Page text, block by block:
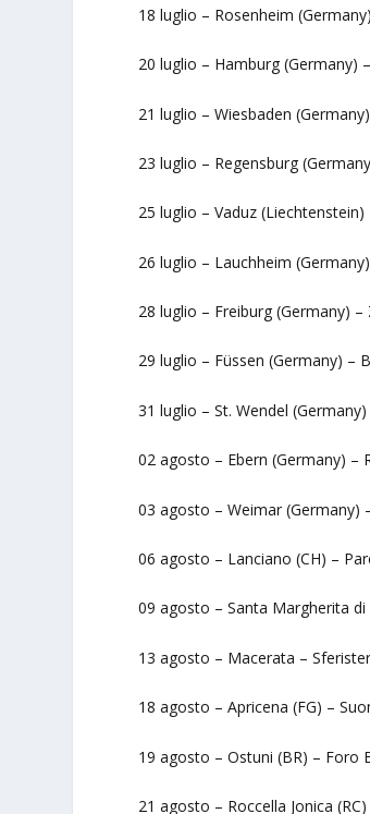
18 luglio – Rosenheim
20 luglio – Hamburg (Germany)
21 luglio – Wiesbaden
23 luglio – Regensburg
25 luglio – Vaduz (Liechtenstein)
26 luglio – Lauchheim
28 luglio – Freiburg (Germany)
29 luglio – Füssen (Germany) –
31 luglio – St. Wendel
02 agosto – Ebern (Germany) –
03 agosto – Weimar (Germany)
06 agosto – Lanciano (CH) –
09 agosto – Santa Margherita di
13 agosto – Macerata –
18 agosto – Apricena (FG) –
19 agosto – Ostuni (BR) – Foro
21 agosto – Roccella Jonica